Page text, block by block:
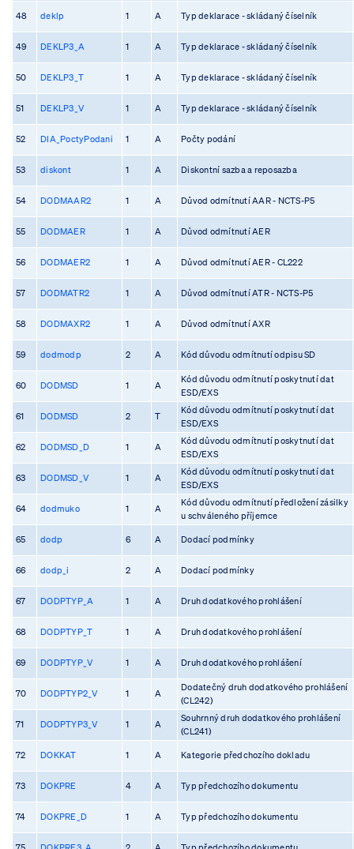
48 deklp 1 A Typ deklarace - skládaný číselník
49 DEKLP3_A 1 A Typ deklarace - skládaný číselník
50 DEKLP3_T 1 A Typ deklarace - skládaný číselník
51 DEKLP3_V 1 A Typ deklarace - skládaný číselník
52 DIA_PoctyPodani 1 A Počty podání
53 diskont 1 A Diskontní sazba a reposazba
54 DODMAAR2 1 A Důvod odmítnutí AAR - NCTS-P5
55 DODMAER 1 A Důvod odmítnutí AER
56 DODMAER2 1 A Důvod odmítnutí AER - CL222
57 DODMATR2 1 A Důvod odmítnutí ATR - NCTS-P5
58 DODMAXR2 1 A Důvod odmítnutí AXR
59 dodmodp 2 A Kód důvodu odmítnutí odpisu SD
60 DODMSD 1 A
Kód důvodu odmítnutí poskytnutí dat
ESD/EXS
61 DODMSD 2 T
Kód důvodu odmítnutí poskytnutí dat
ESD/EXS
62 DODMSD_D 1 A
Kód důvodu odmítnutí poskytnutí dat
ESD/EXS
63 DODMSD_V 1 A
Kód důvodu odmítnutí poskytnutí dat
ESD/EXS
64 dodmuko 1 A
Kód důvodu odmítnutí předložení zásilky
u schváleného příjemce
65 dodp 6 A Dodací podmínky
66 dodp_i 2 A Dodací podmínky
67 DODPTYP_A 1 A Druh dodatkového prohlášení
68 DODPTYP_T 1 A Druh dodatkového prohlášení
69 DODPTYP_V 1 A Druh dodatkového prohlášení
70 DODPTYP2_V 1 A
Dodatečný druh dodatkového prohlášení
(CL242)
71 DODPTYP3_V 1 A
Souhrnný druh dodatkového prohlášení
(CL241)
72 DOKKAT 1 A Kategorie předchozího dokladu
73 DOKPRE 4 A Typ předchozího dokumentu
74 DOKPRE_D 1 A Typ předchozího dokumentu